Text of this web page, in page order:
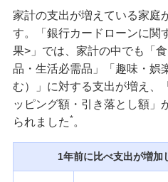
ローンとの違い、注意点
借金返済にはコツがあ
めのポイントを分かり
借金にはどんな種類が
ための注意点や相談先
個人事業主が融資審査
家計の支出が増えている家庭
す。「銀行カードローンに関
果>」では、家計の中でも「
品・生活必需品」「趣味・娯
む）」に対する支出が増え、
ッピング額・引き落とし額」
られました*。
1年前に比べ支出が増加